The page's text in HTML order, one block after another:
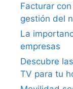
Facturar
gestión del
La
empresas
Descubre
TV para tu